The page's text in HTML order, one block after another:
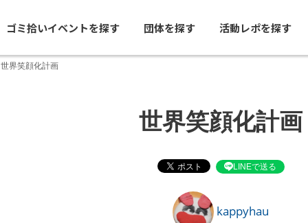
ゴミ拾いイベントを探す 団体を探す 活動レポを探す
世界笑顔化計画
世界笑顔化計画
LINEで送る
kappyhau